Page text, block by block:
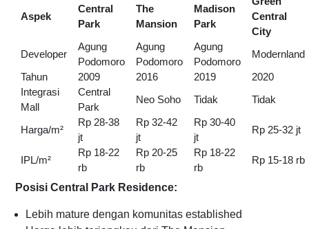
Aspek
Central
Park
The
Mansion
Madison
Park
Central
City
Developer
Agung
Podomoro
Agung
Podomoro
Agung
Podomoro
Modernland
Tahun
2009 2016 2019
2020
Integrasi
Mall
Central
Park
Neo Soho Tidak Tidak
Harga/m²
Rp 28-38
jt
Rp 32-42
jt
Rp 30-40
jt
Rp 25-32 jt
IPL/m²
Rp 18-22
rb
Rp 20-25
rb
Rp 18-22
rb
Rp 15-18 rb
Posisi Central Park Residence:
Lebih mature dengan komunitas established